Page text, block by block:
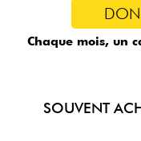
Chaque mois, un
SOUVENT